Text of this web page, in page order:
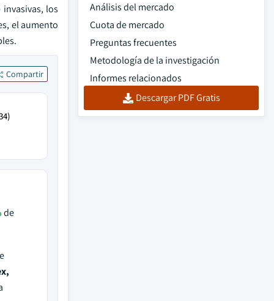
los
el aumento
Compartir
de
Análisis del mercado
Cuota de mercado
Preguntas frecuentes
Metodología de la investigación
Informes relacionados
Descargar PDF Gratis